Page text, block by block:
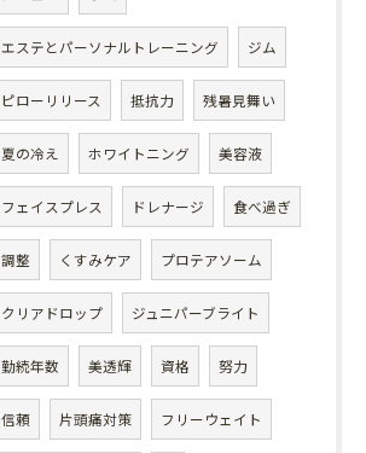
エステとパーソナルトレーニング ジム
ピローリリース 抵抗力 残暑見舞い
夏の冷え ホワイトニング 美容液
フェイスプレス ドレナージ 食べ過ぎ
調整 くすみケア プロテアソーム
クリアドロップ ジュニパーブライト
勤続年数 美透輝 資格 努力
信頼 片頭痛対策 フリーウェイト